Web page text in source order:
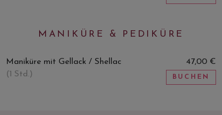
MANIKÜRE & PEDIKÜRE
Maniküre mit Gellack / Shellac
(1 Std.)
47,00 €
BUCHEN